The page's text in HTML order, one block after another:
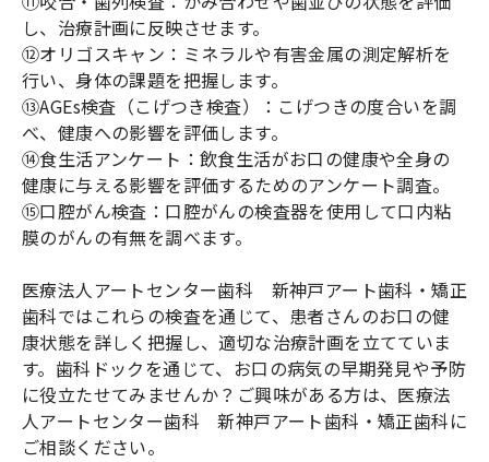
し、治療計画に反映させます。
⑫オリゴスキャン：ミネラルや有害金属の測定解析を
行い、身体の課題を把握します。
⑬AGEs検査（こげつき検査）：こげつきの度合いを調
べ、健康への影響を評価します。
⑭食生活アンケート：飲食生活がお口の健康や全身の
健康に与える影響を評価するためのアンケート調査。
⑮口腔がん検査：口腔がんの検査器を使用して口内粘
膜のがんの有無を調べます。
医療法人アートセンター歯科 新神戸アート歯科・矯正
歯科ではこれらの検査を通じて、患者さんのお口の健
康状態を詳しく把握し、適切な治療計画を立てていま
す。歯科ドックを通じて、お口の病気の早期発見や予防
に役立たせてみませんか？ご興味がある方は、医療法
人アートセンター歯科 新神戸アート歯科・矯正歯科に
ご相談ください。